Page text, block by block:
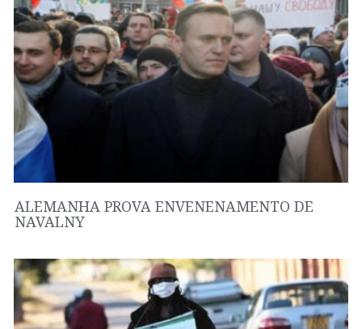
ALEMANHA PROVA ENVENENAMENTO DE
NAVALNY